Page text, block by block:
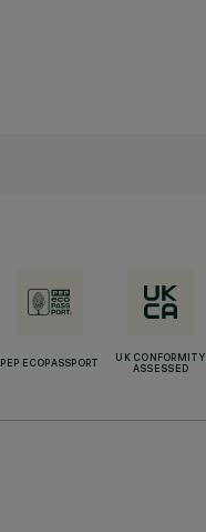
PEP ECOPASSPORT
UK CONFORMITY
ASSESSED